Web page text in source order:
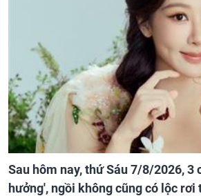
Sau hôm nay, thứ Sáu 7/8/2026, 3
hưởng', ngồi không cũng có lộc rơi